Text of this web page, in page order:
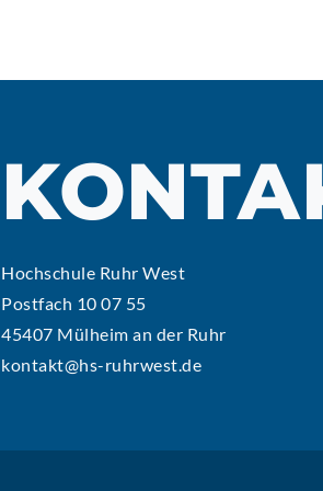
Hochschule Ruhr West
Postfach 10 07 55
45407 Mülheim an der Ruhr
kontakt@hs-ruhrwest.de